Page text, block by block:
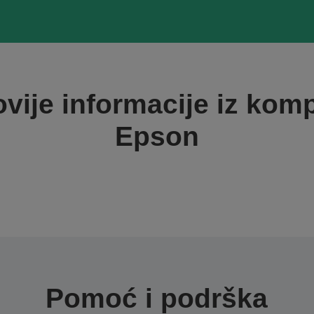
informacije iz
Epson
Pomoć i podrška